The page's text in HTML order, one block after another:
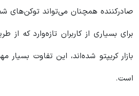
صادرکننده همچنان می‌تواند توکن‌های
برای بسیاری از کاربران تازه‌وارد که از
بازار کریپتو شده‌اند، این تفاوت بسیار
است.